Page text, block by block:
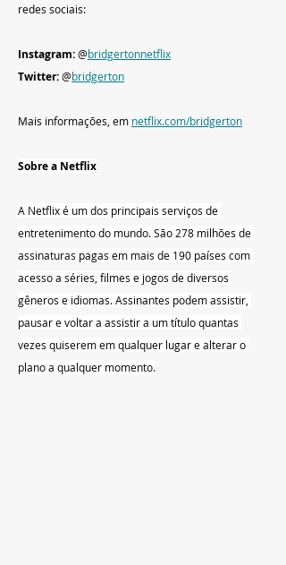
redes sociais:
Instagram: @bridgertonnetflix
Twitter: @bridgerton
Mais informações, em netflix.com/bridgerton
Sobre a Netflix
A Netflix é um dos principais serviços de
entretenimento do mundo. São 278 milhões de
assinaturas pagas em mais de 190 países com
acesso a séries, filmes e jogos de diversos
gêneros e idiomas. Assinantes podem assistir,
pausar e voltar a assistir a um título quantas
vezes quiserem em qualquer lugar e alterar o
plano a qualquer momento.